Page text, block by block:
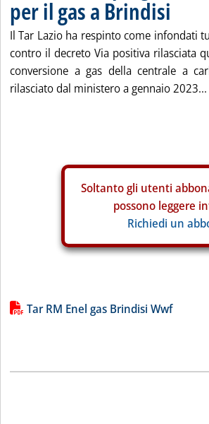
per il gas a Brindisi
Il Tar Lazio ha respinto come infondati
contro il decreto Via positiva rilasciata
conversione a gas della centrale a
rilasciato dal ministero a gennaio 2023...
Soltanto gli utenti
possono leggere
Richiedi un
Lista allegati PDF alla notizia
Tar RM Enel gas Brindisi Wwf